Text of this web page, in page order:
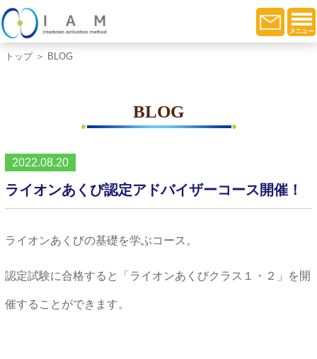
トップ＞ BLOG
BLOG
2022.08.20
ライオンあくび認定アドバイザーコース開催！
ライオンあくびの基礎を学ぶコース。
認定試験に合格すると「ライオンあくびクラス１・２」を開
催することができます。